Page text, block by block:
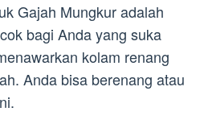
Gajah Mungkur adalah
bagi Anda yang suka
kolam renang
Anda bisa berenang atau